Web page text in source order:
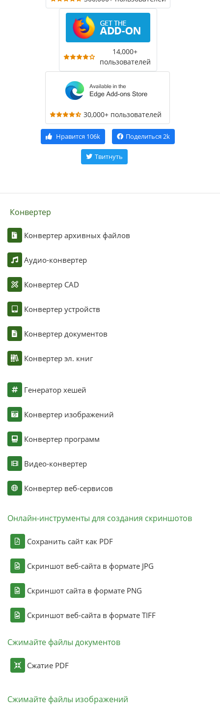
14,000+
пользователей
30,000+ пользователей
Нравится 106k Поделиться 2k
Твитнуть
Конвертер
Конвертер архивных файлов
Аудио-конвертер
Конвертер CAD
Конвертер устройств
Конвертер документов
Конвертер эл. книг
Генератор хешей
Конвертер изображений
Конвертер программ
Видео-конвертер
Конвертер веб-сервисов
Онлайн-инструменты для создания скриншотов
Сохранить сайт как PDF
Скриншот веб-сайта в формате JPG
Скриншот сайта в формате PNG
Скриншот веб-сайта в формате TIFF
Сжимайте файлы документов
Сжатие PDF
Сжимайте файлы изображений